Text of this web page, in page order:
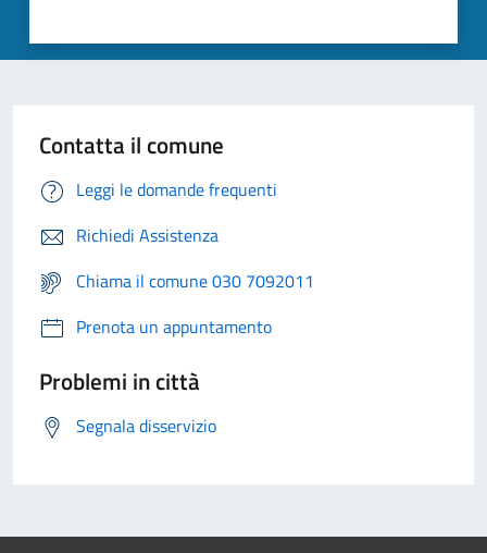
Contatta il comune
Leggi le domande frequenti
Richiedi Assistenza
Chiama il comune 030 7092011
Prenota un appuntamento
Problemi in città
Segnala disservizio